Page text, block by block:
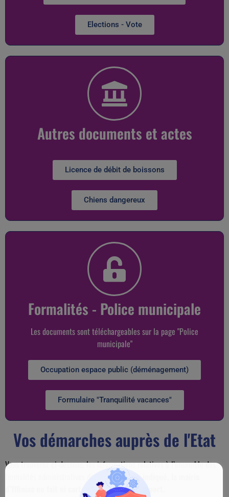
Elections - Vote
Autres documents et actes
Licence de débit de boissons
Chiens dangereux
Formalités - Police municipale
Les documents sont téléchargeables sur la page "Police
municipale"
Occupation espace public (déménagement)
Formulaire "Tranquilité vacances"
Vos démarches auprès de l'Etat
Vous trouverez ci-dessous, les informations relatives à l’ensemble des
formalités administratives de l’Etat.Comme indiqué, la mairie
d’Yffiniac ne fait ni carte d’identité ni passeport.